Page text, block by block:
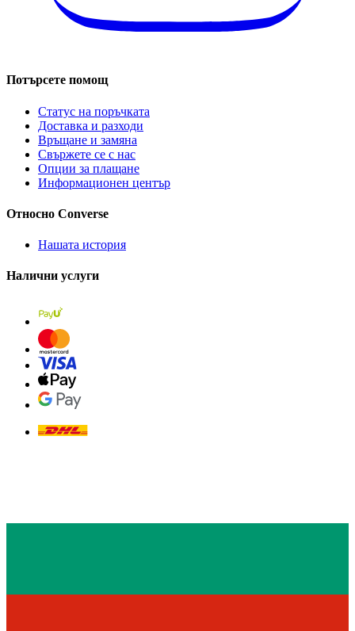
Потърсете помощ
Статус на поръчката
Доставка и разходи
Връщане и замяна
Свържете се с нас
Опции за плащане
Информационен център
Относно Converse
Нашата история
Налични услуги